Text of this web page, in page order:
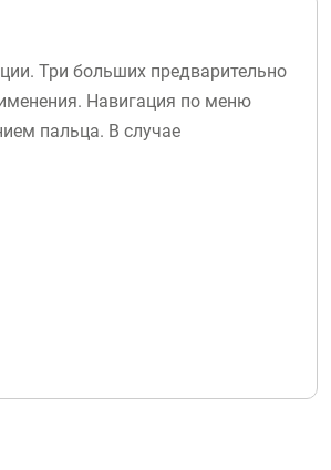
Три больших предварительно
Навигация по меню
пальца. В случае